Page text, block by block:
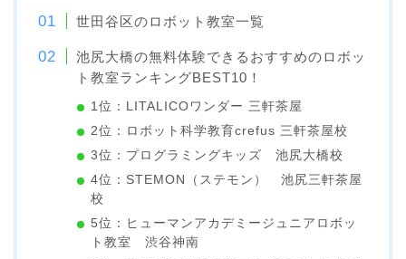
世田谷区のロボット教室一覧
池尻大橋の無料体験できるおすすめのロボッ
ト教室ランキングBEST10！
1位：LITALICOワンダー 三軒茶屋
2位：ロボット科学教育crefus 三軒茶屋校
3位：プログラミングキッズ 池尻大橋校
4位：STEMON（ステモン） 池尻三軒茶屋
校
5位：ヒューマンアカデミージュニアロボッ
ト教室 渋谷神南